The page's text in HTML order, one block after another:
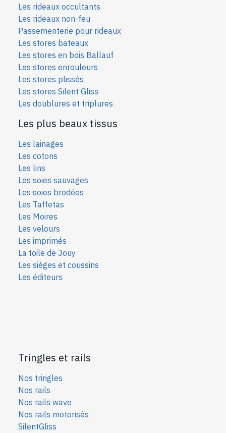
Les rideaux occultants
Les rideaux non-feu
Passementerie pour rideaux
Les stores bateaux
Les stores en bois Ballauf
Les stores enrouleurs
Les stores plissés
Les stores Silent Gliss
Les doublures et triplures
Les plus beaux tissus
Les lainages
Les cotons
Les lins
Les soies sauvages
Les soies brodées
Les Taffetas
Les Moires
Les velours
Les imprimés
La toile de Jouy
Les sièges et coussins
Les éditeurs
Tringles et rails
Nos tringles
Nos rails
Nos rails wave
Nos rails motorisés
SilentGliss